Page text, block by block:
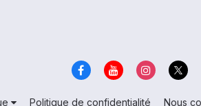
Politique de confidentialité Nous